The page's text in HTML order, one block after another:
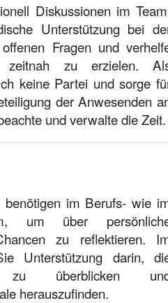
Diskussionen im
Unterstützung bei
Fragen und
zeitnah zu erzielen.
keine Partei und sorge
der Anwesenden
und verwalte die Zeit.
benötigen im Berufs- wie
um über
zu reflektieren.
Unterstützung darin,
überblicken
herauszufinden.